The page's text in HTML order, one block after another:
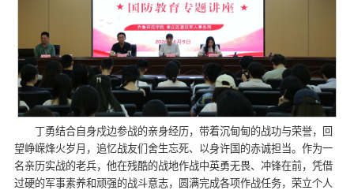
丁勇结合自身戍边参战的亲身经历，带着沉甸甸的战功与荣誉，回
望峥嵘烽火岁月，追忆战友们舍生忘死、以身许国的赤诚担当。作为一
名亲历实战的老兵，他在残酷的战地作战中英勇无畏、冲锋在前，凭借
过硬的军事素养和顽强的战斗意志，圆满完成各项作战任务，荣立个人